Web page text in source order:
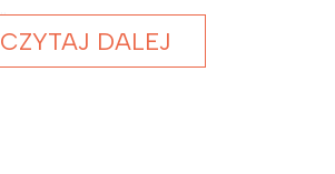
CZYTAJ DALEJ